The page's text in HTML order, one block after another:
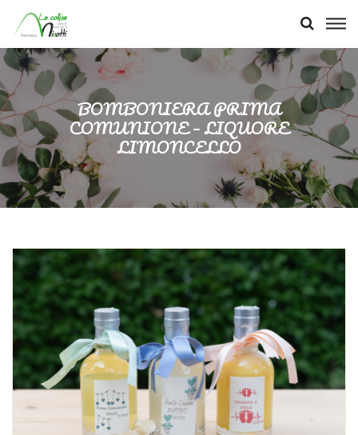
BOMBONIERA PRIMA
COMUNIONE – LIQUORE
LIMONCELLO